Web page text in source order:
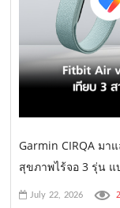
Garmin CIRQA มา
สุขภาพไร้จอ 3 รุ่น แ
July 22, 2026